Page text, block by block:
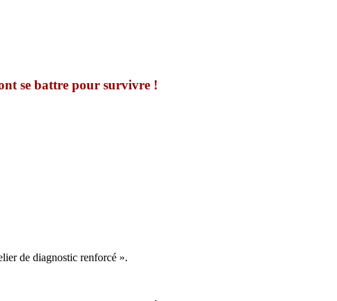
se battre pour survivre !
de diagnostic renforcé ».